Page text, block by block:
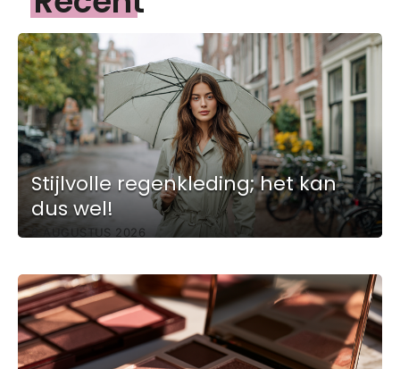
Stijlvolle regenkleding; het kan
dus wel!
6 AUGUSTUS 2026